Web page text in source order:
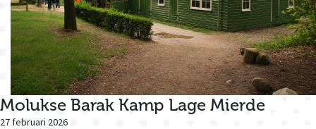
Molukse Barak Kamp Lage Mierde
27 februari 2026